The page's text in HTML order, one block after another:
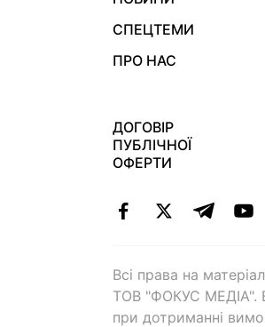
СПЕЦТЕМИ
ПРО НАС
ДОГОВІР
ПУБЛІЧНОЇ
ОФЕРТИ
Всі права на
ТОВ "ФОКУС МЕДІА".
при дотриманні